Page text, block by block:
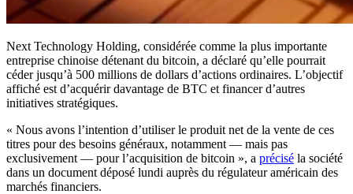
Next Technology Holding, considérée comme la plus importante
entreprise chinoise détenant du bitcoin, a déclaré qu’elle pourrait
céder jusqu’à 500 millions de dollars d’actions ordinaires. L’objectif
affiché est d’acquérir davantage de BTC et financer d’autres
initiatives stratégiques.
« Nous avons l’intention d’utiliser le produit net de la vente de ces
titres pour des besoins généraux, notamment — mais pas
exclusivement — pour l’acquisition de bitcoin », a précisé la société
dans un document déposé lundi auprès du régulateur américain des
marchés financiers.